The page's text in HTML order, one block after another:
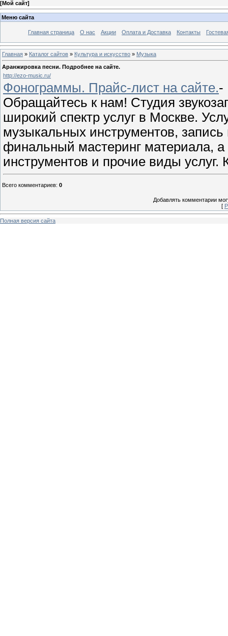
[Мой сайт]
Меню сайта
Главная страница О нас Акции Оплата и Доставка Контакты
Главная » Каталог сайтов » Культура и искусство » Музыка
Аранжировка песни. Подробнее на сайте.
http://ezo-music.ru/
Фонограммы. Прайс-лист на сайте.-
Обращайтесь к нам! Студия
широкий спектр услуг в Москве.
музыкальных инструментов,
финальный мастеринг материала,
инструментов и прочие виды
Всего комментариев: 0
Добавлять комментарии
[
Полная версия сайта